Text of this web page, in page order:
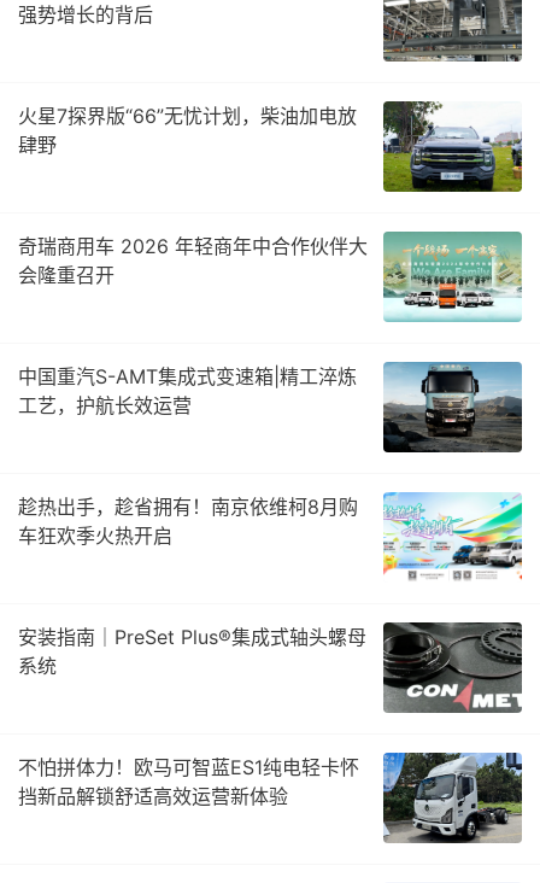
强势增长的背后
火星7探界版“66”无忧计划，柴油加电放
肆野
奇瑞商用车 2026 年轻商年中合作伙伴大
会隆重召开
中国重汽S-AMT集成式变速箱|精工淬炼
工艺，护航长效运营
趁热出手，趁省拥有！南京依维柯8月购
车狂欢季火热开启
安装指南｜PreSet Plus®集成式轴头螺母
系统
不怕拼体力！欧马可智蓝ES1纯电轻卡怀
挡新品解锁舒适高效运营新体验